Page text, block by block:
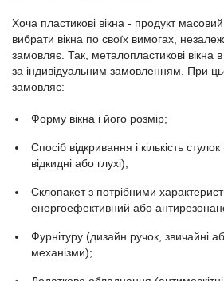
Хоча пластикові вікна - продукт
вибрати вікна по своїх вимогах,
замовляє. Так, металопластикові вікна
за індивідуальним замовленням. При
замовляє:
Форму вікна і його розмір;
Спосіб відкривання і кількість
відкидні або глухі);
Склопакет з потрібними
енергоефективний або
Фурнітуру (дизайн ручок, звичайні
механізми);